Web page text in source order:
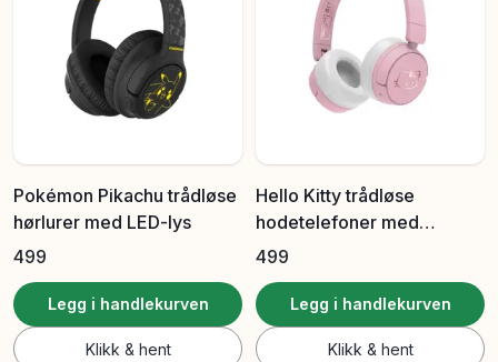
Pokémon Pikachu trådløse
hørlurer med LED-lys
499
Legg i handlekurven
Klikk & hent
Hello Kitty trådløse
hodetelefoner med
volumbegrensning 85/95
499
Legg i handlekurven
Klikk & hent